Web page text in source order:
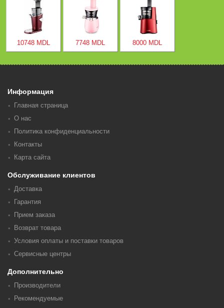
10748 MDL 7748 MDL 8000 MDL
Информация
Главная страница
О нас
Политика конфиденциальности
Контакты
Карта сайта
Обслуживание клиентов
Доставка
Гарантия
Прием заказа
Возврат товара
Условия оплаты и поставки товаров
Сервисные центры
Дополнительно
Производители
Рекомендуемые